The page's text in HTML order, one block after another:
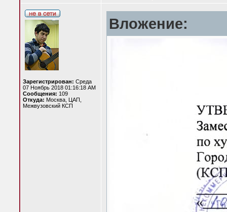
Зарегистрирован: Среда
07 Ноябрь 2018 01:16:18 AM
Сообщения: 109
Откуда: Москва, ЦАП,
Межвузовский КСП
Вложение: